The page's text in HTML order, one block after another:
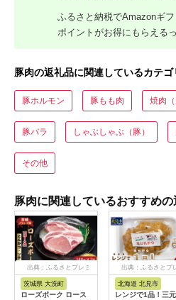
ふるさと納税でAmazonギ
ポイントがお得にもらえる
豚肉の返礼品に関連しているカテゴ
豚ホルモン 豚もも肉 焼肉（
豚バラ しゃぶしゃぶ（豚）
その他
豚肉に関連しているおすすめの
出典：ふるさとプレミ
茨城県 大洗町
ローズポーク ロース
出典：ふるさとプ
北海道 北見市
レンジで1品！三